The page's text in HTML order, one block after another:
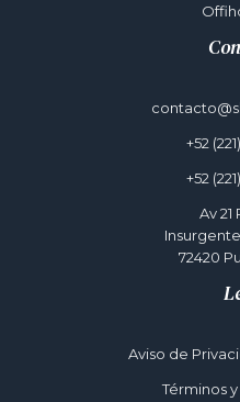
+52
+52
Av 21
72420
Aviso de
Términos